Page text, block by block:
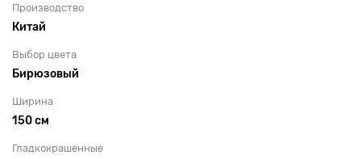
Производство
Китай
Выбор цвета
Бирюзовый
Ширина
150 см
Гладкокрашенные